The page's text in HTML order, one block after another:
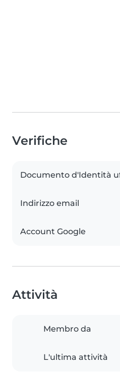
Verifiche
Documento d'Identità
Indirizzo email
Account Google
Attività
Membro da
L'ultima attività